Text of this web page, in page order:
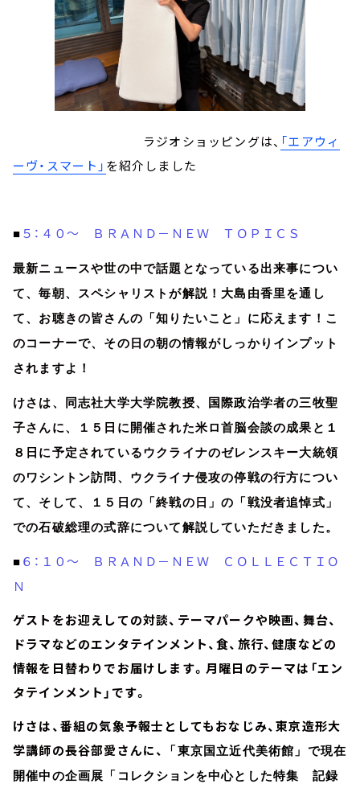
ラジオショッピングは、 「エアウィ
ーヴ・スマート」 を紹介しました
■ ５：４０～ ＢＲＡＮＤ－ＮＥＷ ＴＯＰＩＣＳ
最新ニュースや世の中で話題となっている出来事につい
て、毎朝、スペシャリストが解説！大島由香里を通し
て、お聴きの皆さんの「知りたいこと」に応えます！こ
のコーナーで、その日の朝の情報がしっかりインプット
されますよ！
けさは、同志社大学大学院教授、国際政治学者の三牧聖
子さんに、１５日に開催された米ロ首脳会談の成果と１
８日に予定されているウクライナのゼレンスキー大統領
のワシントン訪問、ウクライナ侵攻の停戦の行方につい
て、そして、１５日の「終戦の日」の「戦没者追悼式」
での石破総理の式辞について解説していただきました。
■ ６：１０～ ＢＲＡＮＤ－ＮＥＷ ＣＯＬＬＥＣＴＩＯ
Ｎ
ゲストをお迎えしての対談、テーマパークや映画、舞台、
ドラマなどのエンタテインメント、食、旅行、健康などの
情報を日替わりでお届けします。月曜日のテーマは「エン
タテインメント」です。
けさは、番組の気象予報士としてもおなじみ、東京造形大
学講師の長谷部愛さんに、
「東京国立近代美術館」で現在
開催中の企画展「コレクションを中心とした特集 記録